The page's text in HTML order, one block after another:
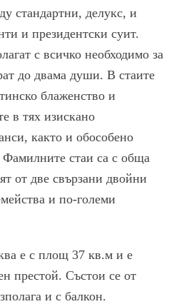
стандартни, делукс, и
и президентски суит.
с всичко необходимо за
до двама души. В стаите
блаженство и
в тях изискано
както и обособено
Фамилните стаи са с обща
от две свързани двойни
и по-големи
е с площ 37 кв.м и е
престой. Състои се от
и с балкон.